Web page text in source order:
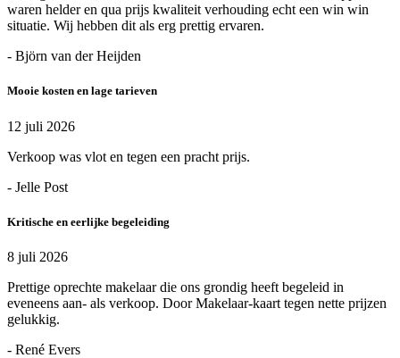
waren helder en qua prijs kwaliteit verhouding echt een win win
situatie. Wij hebben dit als erg prettig ervaren.
- Björn van der Heijden
Mooie kosten en lage tarieven
12 juli 2026
Verkoop was vlot en tegen een pracht prijs.
- Jelle Post
Kritische en eerlijke begeleiding
8 juli 2026
Prettige oprechte makelaar die ons grondig heeft begeleid in
eveneens aan- als verkoop. Door Makelaar-kaart tegen nette prijzen
gelukkig.
- René Evers